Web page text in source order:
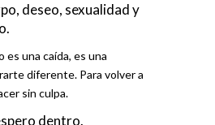
deseo, sexualidad y
es una caída, es una
diferente. Para volver a
sin culpa.
dentro.